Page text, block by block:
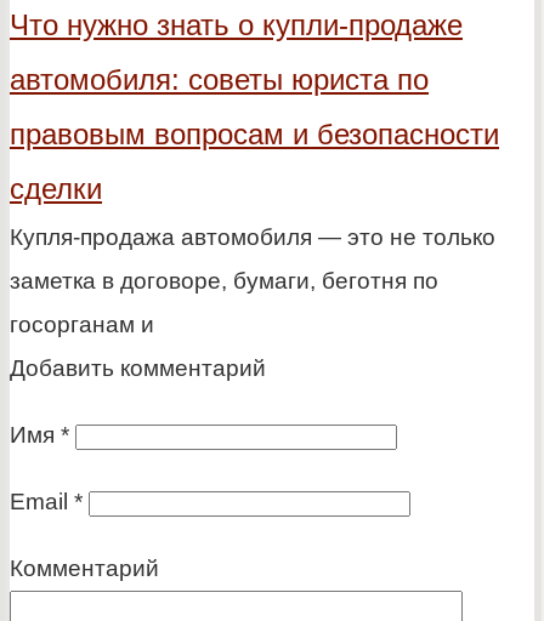
Что нужно знать о купли-продаже
автомобиля: советы юриста по
правовым вопросам и безопасности
сделки
Купля-продажа автомобиля — это не только
заметка в договоре, бумаги, беготня по
госорганам и
Добавить комментарий
Имя *
Email *
Комментарий